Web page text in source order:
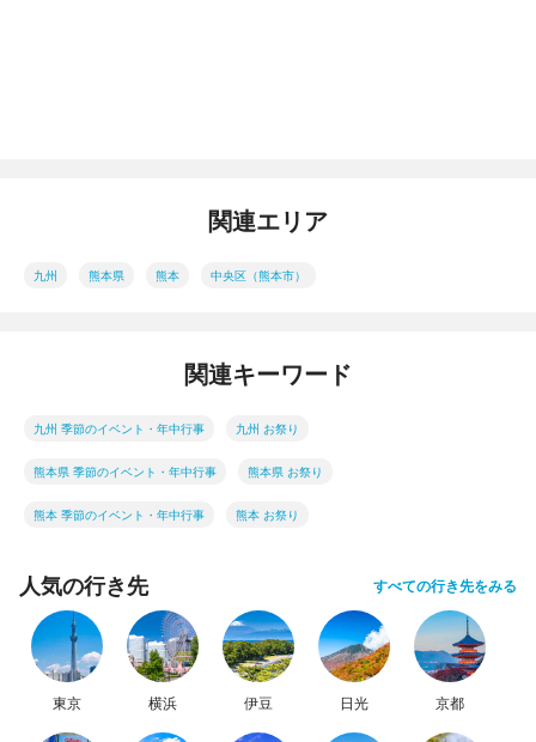
関連エリア
九州 熊本県 熊本 中央区（熊本市）
関連キーワード
九州 季節のイベント・年中行事 九州 お祭り
熊本県 季節のイベント・年中行事 熊本県 お祭り
熊本 季節のイベント・年中行事 熊本 お祭り
人気の行き先 すべての行き先をみる
東京 横浜 伊豆 日光 京都